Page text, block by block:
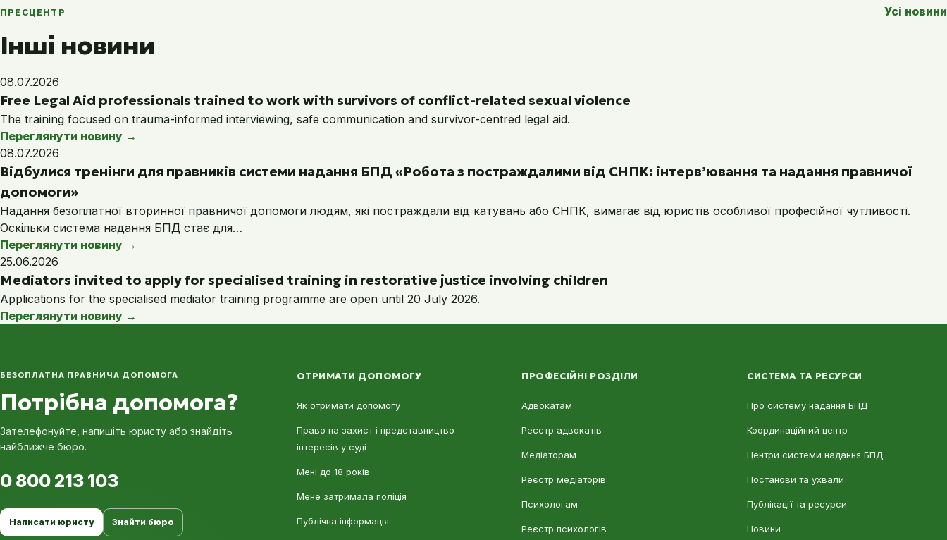
ПРЕСЦЕНТР
Інші новини
Усі новини
08.07.2026
Free Legal Aid professionals trained to work with survivors of conflict-related sexual violence
The training focused on trauma-informed interviewing, safe communication and survivor-centred legal aid.
Переглянути новину →
08.07.2026
Відбулися тренінги для правників системи надання БПД «Робота з постраждалими від СНПК: інтерв’ювання та надання правничої
допомоги»
Надання безоплатної вторинної правничої допомоги людям, які постраждали від катувань або СНПК, вимагає від юристів особливої професійної чутливості.
Оскільки система надання БПД стає для…
Переглянути новину →
25.06.2026
Mediators invited to apply for specialised training in restorative justice involving children
Applications for the specialised mediator training programme are open until 20 July 2026.
Переглянути новину →
БЕЗОПЛАТНА ПРАВНИЧА ДОПОМОГА
Потрібна допомога?
Зателефонуйте, напишіть юристу або знайдіть
найближче бюро.
0 800 213 103
Написати юристу Знайти бюро
ОТРИМАТИ ДОПОМОГУ
Як отримати допомогу
Право на захист і представництво
інтересів у суді
Мені до 18 років
Мене затримала поліція
Публічна інформація
ПРОФЕСІЙНІ РОЗДІЛИ
Адвокатам
Реєстр адвокатів
Медіаторам
Реєстр медіаторів
Психологам
Реєстр психологів
СИСТЕМА ТА РЕСУРСИ
Про систему надання БПД
Координаційний центр
Центри системи надання БПД
Постанови та ухвали
Публікації та ресурси
Новини